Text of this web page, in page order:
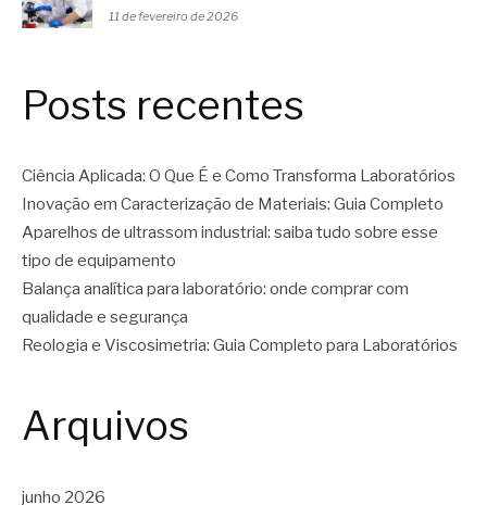
11 de fevereiro de 2026
Posts recentes
Ciência Aplicada: O Que É e Como Transforma Laboratórios
Inovação em Caracterização de Materiais: Guia Completo
Aparelhos de ultrassom industrial: saiba tudo sobre esse
tipo de equipamento
Balança analítica para laboratório: onde comprar com
qualidade e segurança
Reologia e Viscosimetria: Guia Completo para Laboratórios
Arquivos
junho 2026